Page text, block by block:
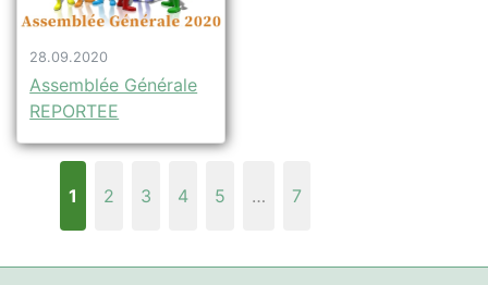
28.09.2020
Assemblée Générale
REPORTEE
1 2 3 4 5 … 7